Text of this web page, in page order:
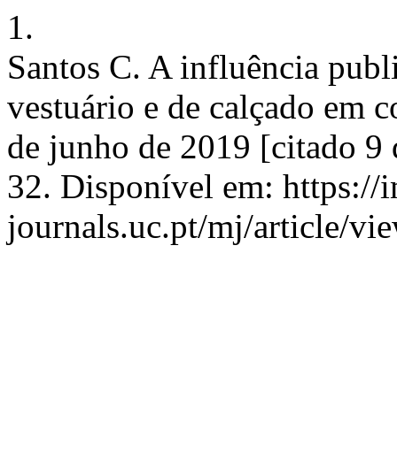
1.
Santos C. A influência
vestuário e de calçado em
de junho de 2019 [citado
32. Disponível em: https://
journals.uc.pt/mj/article/